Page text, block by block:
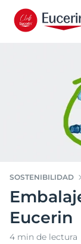
SOSTENIBILIDAD
Eucerin
4 min de lectura